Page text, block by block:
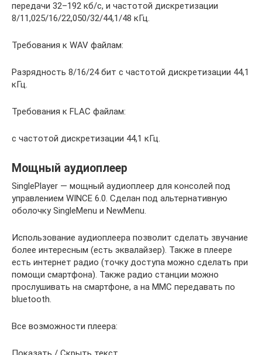
передачи 32–192 кб/с, и частотой дискретизации
8/11,025/16/22,050/32/44,1/48 кГц.
Требования к WAV файлам:
Разрядность 8/16/24 бит с частотой дискретизации 44,1
кГц.
Требования к FLAC файлам:
с частотой дискретизации 44,1 кГц.
Мощный аудиоплеер
SinglePlayer — мощный аудиоплеер для консолей под
управлением WINCE 6.0. Сделан под альтернативную
оболочку SingleMenu и NewMenu.
Использование аудиоплеера позволит сделать звучание
более интересным (есть эквалайзер). Также в плеере
есть интернет радио (точку доступа можно сделать при
помощи смартфона). Также радио станции можно
прослушивать на смартфоне, а на ММС передавать по
bluetooth.
Все возможности плеера: